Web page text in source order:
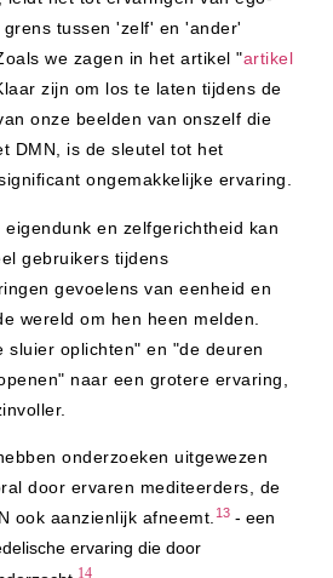
tussen 'zelf' en 'ander'
we zagen in het artikel "artikel
zijn om los te laten tijdens de
onze beelden van onszelf die
DMN, is de sleutel tot het
ongemakkelijke ervaring.
en zelfgerichtheid kan
gebruikers tijdens
gevoelens van eenheid en
wereld om hen heen melden.
sluier oplichten" en "de deuren
naar een grotere ervaring,
onderzoeken uitgewezen
door ervaren mediteerders, de
ook aanzienlijk afneemt. 13 - een
ervaring die door
14